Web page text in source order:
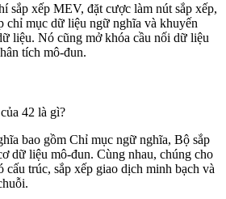
sắp xếp MEV, đặt cược làm nút sắp xếp,
chỉ mục dữ liệu ngữ nghĩa và khuyến
liệu. Nó cũng mở khóa cầu nối dữ liệu
tích mô-đun.
42 là gì?
bao gồm Chỉ mục ngữ nghĩa, Bộ sắp
dữ liệu mô-đun. Cùng nhau, chúng cho
cấu trúc, sắp xếp giao dịch minh bạch và